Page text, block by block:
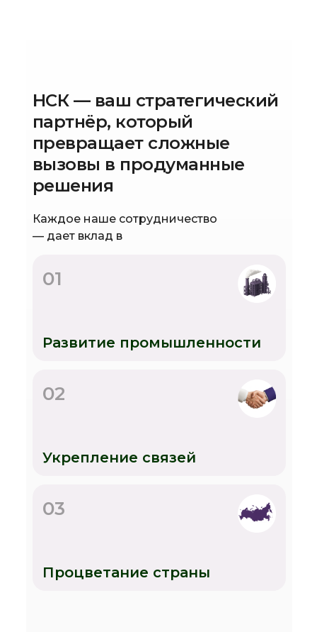
НСК — ваш стратегический
партнёр, который
превращает сложные
вызовы в продуманные
решения
Каждое наше сотрудничество
— дает вклад в
03
Процветание страны
02
Укрепление связей
01
Развитие промышленности